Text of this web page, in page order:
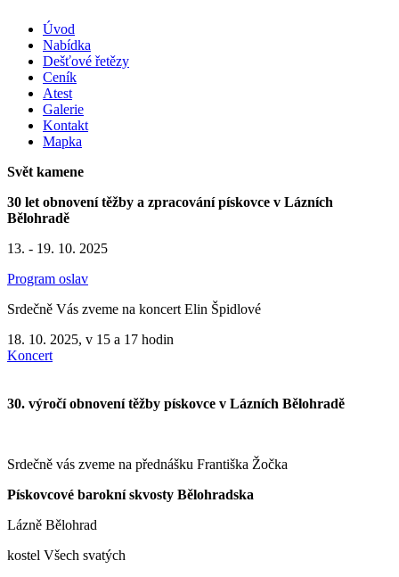
Úvod
Nabídka
Dešťové řetězy
Ceník
Atest
Galerie
Kontakt
Mapka
Svět kamene
30 let obnovení těžby a zpracování pískovce v Lázních
Bělohradě
13. - 19. 10. 2025
Program oslav
Srdečně Vás zveme na koncert Elin Špidlové
18. 10. 2025, v 15 a 17 hodin
Koncert
30. výročí obnovení těžby pískovce v Lázních Bělohradě
Srdečně vás zveme na přednášku Františka Žočka
Pískovcové barokní skvosty Bělohradska
Lázně Bělohrad
kostel Všech svatých